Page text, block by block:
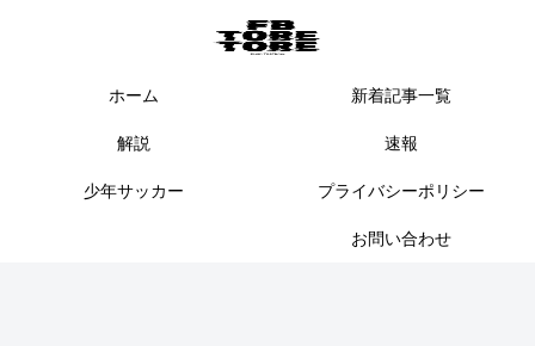
ホーム 新着記事一覧
解説 速報
少年サッカー プライバシーポリシー
お問い合わせ